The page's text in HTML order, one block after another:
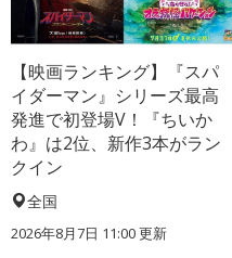
【映画ランキング】『スパ
イダーマン』シリーズ最高
発進で初登場V！『ちいか
わ』は2位、新作3本がラン
クイン
全国
2026年8月7日 11:00更新